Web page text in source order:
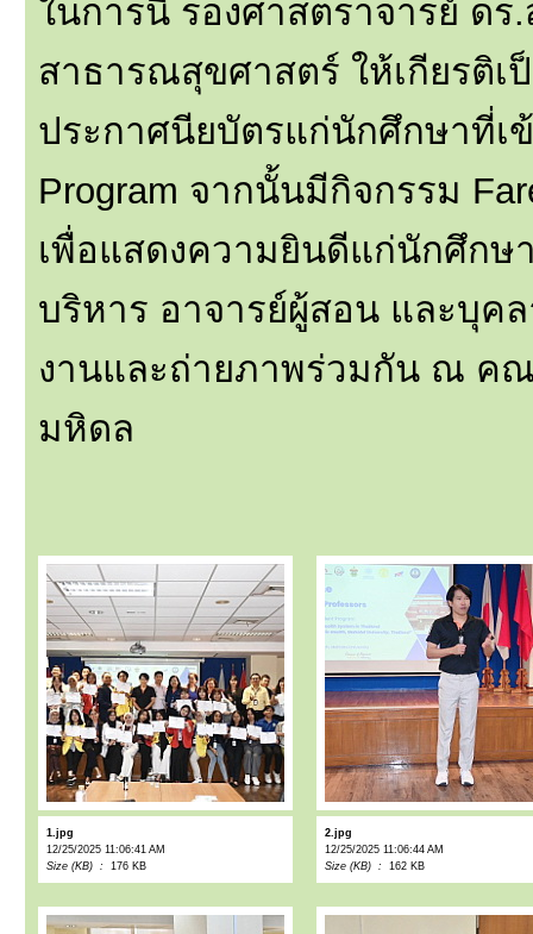
ในการนี้ รองศาสตราจารย์
สาธารณสุขศาสตร์ ให้เกียรติ
ประกาศนียบัตรแก่นักศึกษาที่เ
Program จากนั้นมีกิจกรรม
เพื่อแสดงความยินดีแก่นักศึกษ
บริหาร อาจารย์ผู้สอน และบุค
งานและถ่ายภาพร่วมกัน ณ ค
มหิดล
1.jpg
12/25/2025 11:06:41 AM
Size (KB) : 176 KB
2.jpg
12/25/2025 11:06:44 AM
Size (KB) : 162 KB